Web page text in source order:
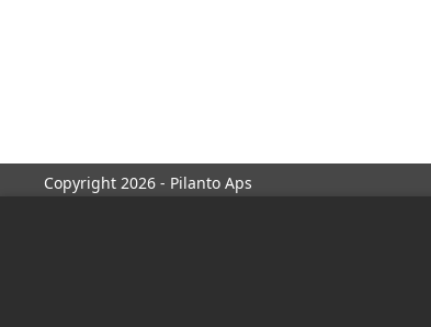
Copyright 2026 - Pilanto Aps